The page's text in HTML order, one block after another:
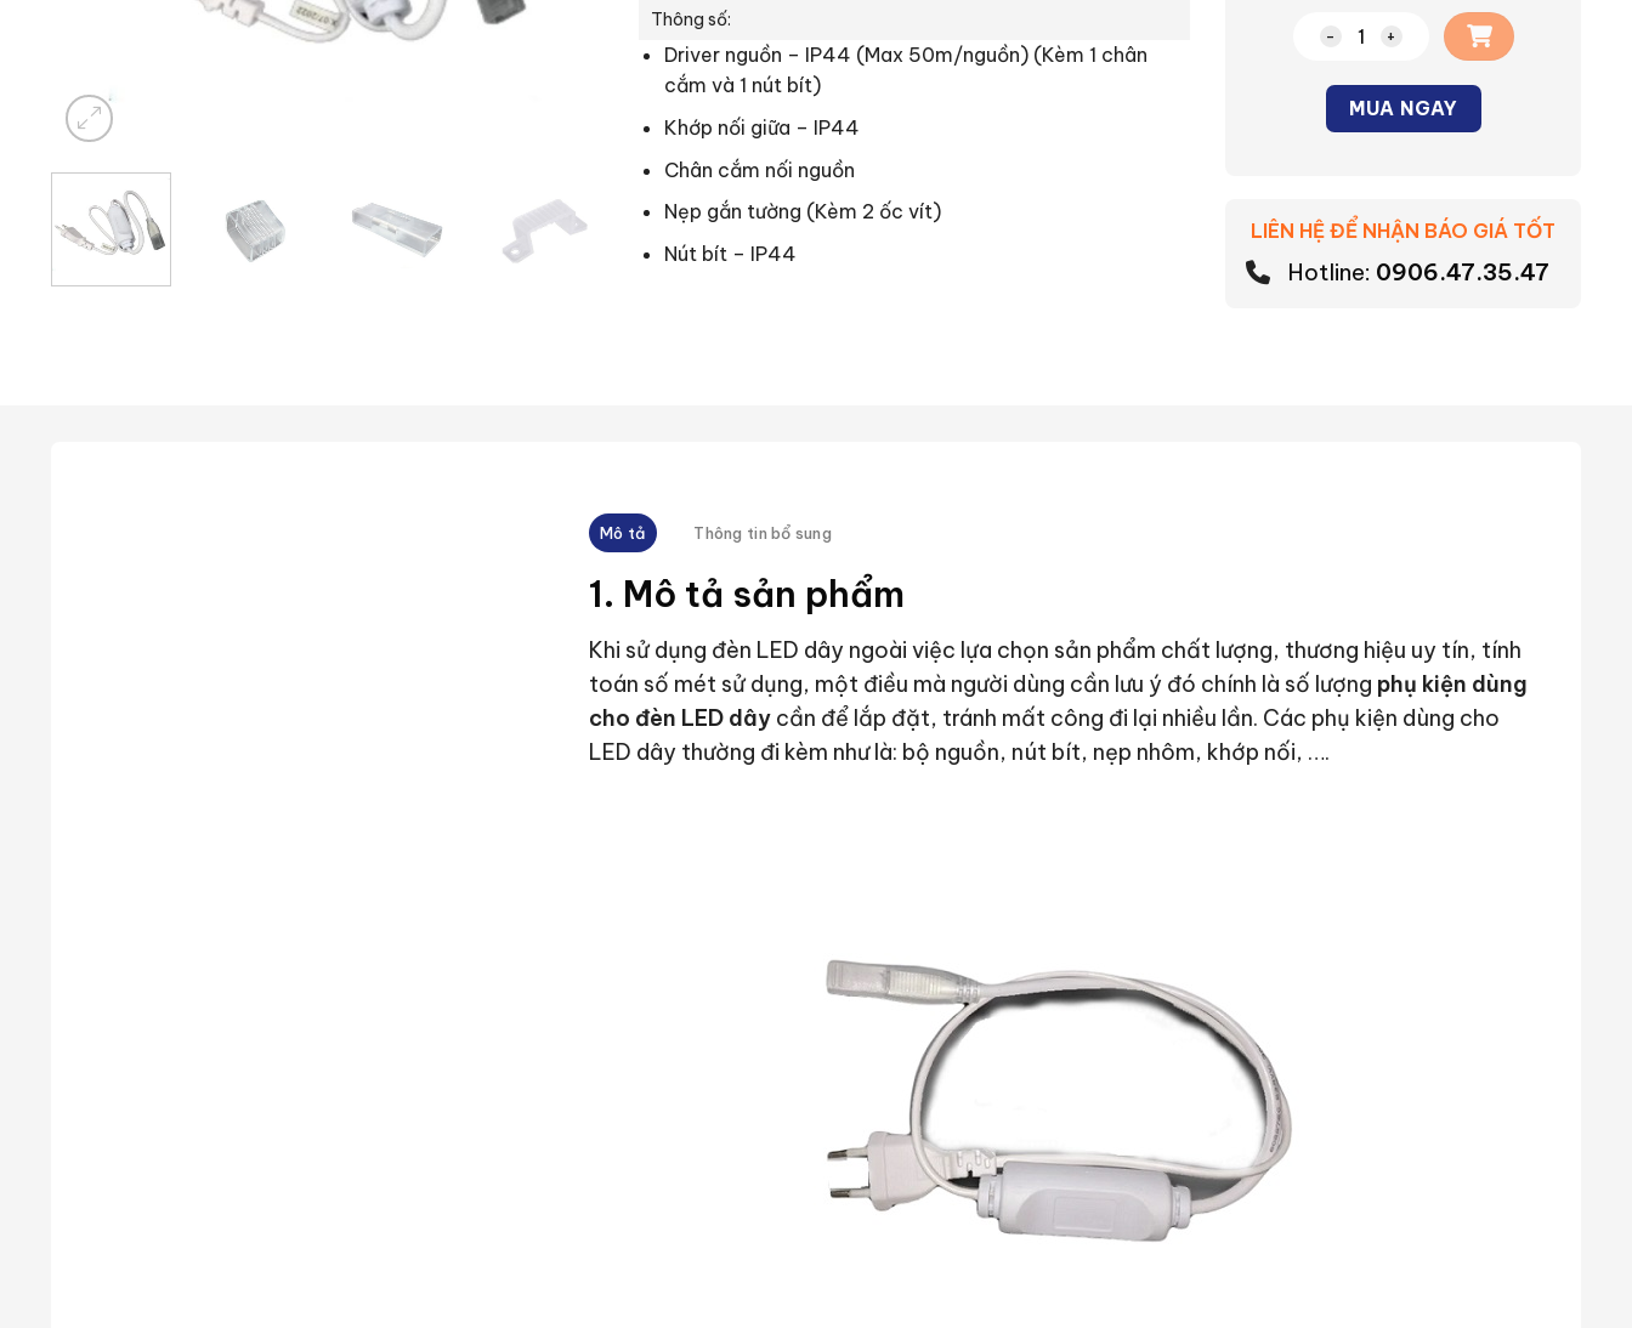
Thông số:
Driver nguồn – IP44 (Max 50m/nguồn) (Kèm 1 chân
cắm và 1 nút bít)
Khớp nối giữa – IP44
Chân cắm nối nguồn
Nẹp gắn tường (Kèm 2 ốc vít)
Nút bít – IP44
Phụ kiện dùng cho LED dây ngoài
MUA NGAY
LIÊN HỆ ĐỂ NHẬN BÁO GIÁ TỐT
Hotline: 0906.47.35.47
Mô tả Thông tin bổ sung
1. Mô tả sản phẩm
Khi sử dụng đèn LED dây ngoài việc lựa chọn sản phẩm chất lượng, thương hiệu uy tín, tính
toán số mét sử dụng, một điều mà người dùng cần lưu ý đó chính là số lượng phụ kiện dùng
cho đèn LED dâycần để lắp đặt, tránh mất công đi lại nhiều lần. Các phụ kiện dùng cho
LED dây thường đi kèm như là: bộ nguồn, nút bít, nẹp nhôm, khớp nối, ….